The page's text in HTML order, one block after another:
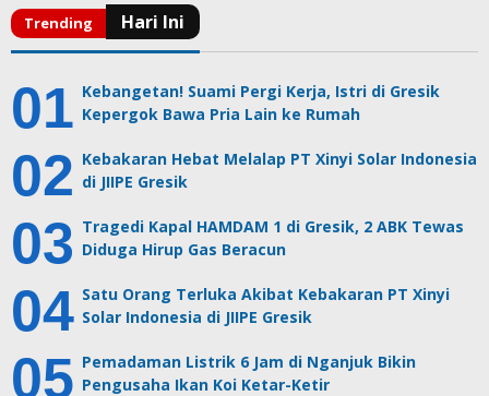
Kebangetan! Suami Pergi Kerja, Istri di Gresik
Kepergok Bawa Pria Lain ke Rumah
Kebakaran Hebat Melalap PT Xinyi Solar Indonesia
di JIIPE Gresik
Tragedi Kapal HAMDAM 1 di Gresik, 2 ABK Tewas
Diduga Hirup Gas Beracun
Satu Orang Terluka Akibat Kebakaran PT Xinyi
Solar Indonesia di JIIPE Gresik
Pemadaman Listrik 6 Jam di Nganjuk Bikin
Pengusaha Ikan Koi Ketar-Ketir